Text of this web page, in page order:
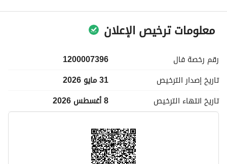
معلومات ترخيص الإعلان
رقم رخصة فال
1200007396
تاريخ إصدار الترخيص
31 مايو 2026
تاريخ انتهاء الترخيص 8 أغسطس 2026